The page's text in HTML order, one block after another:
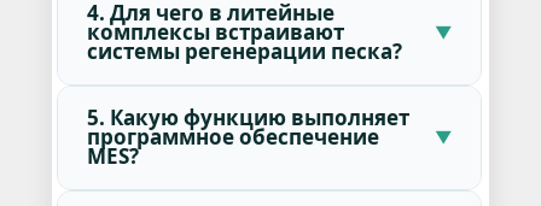
4. Для чего в литейные
комплексы встраивают
системы регенерации песка?
5. Какую функцию выполняет
программное обеспечение
MES?